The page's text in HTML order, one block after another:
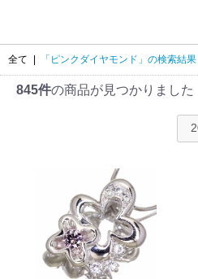
全て 「ピンクダイヤモンド」の検索結果
845件の商品が見つかりました